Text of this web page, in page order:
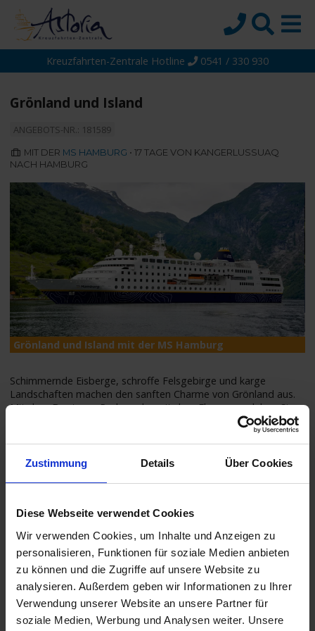
Zustimmung Details Über Cookies
Diese Webseite verwendet Cookies
Wir verwenden Cookies, um Inhalte und Anzeigen zu
personalisieren, Funktionen für soziale Medien anbieten
zu können und die Zugriffe auf unsere Website zu
analysieren. Außerdem geben wir Informationen zu Ihrer
Verwendung unserer Website an unsere Partner für
soziale Medien, Werbung und Analysen weiter. Unsere
Startseite
Reedereien
Wissen
Suche
Kreuzfahrten-Zentrale Hotline 0541 / 330 930
Grönland und Island
ANGEBOTS-NR.: 181589
MIT DER MS HAMBURG • 17 TAGE VON KANGERLUSSUAQ
NACH HAMBURG
Grönland und Island mit der MS Hamburg
Schimmernde Eisberge, schroffe Felsgebirge und karge
Landschaften machen den sanften Charme von Grönland aus.
Mit dem Boot, per Pedes oder mit dem Flugzeug erleben Sie
den Eisfjord aus Ihrer Lieblingsperspektive, bevor Sie in Sisimiut
REISEZEITRAUM INNEN AUSSEN BALKON SUITE
05.09.2026 -
22.09.2026
ab €
3.999,-
p.P.
ab €
5.699,-
p.P.
Anfrage
Anfrage